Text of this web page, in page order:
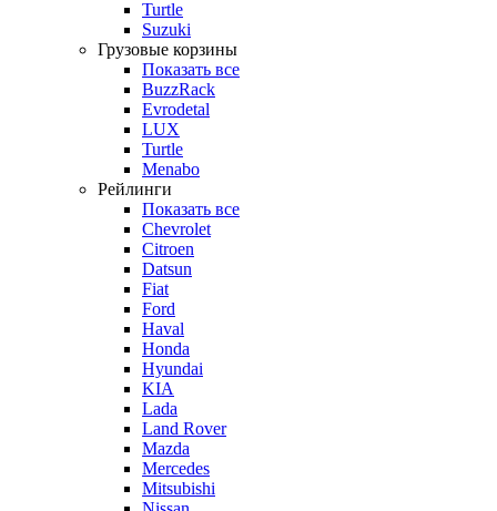
Turtle
Suzuki
Грузовые корзины
Показать все
BuzzRack
Evrodetal
LUX
Turtle
Menabo
Рейлинги
Показать все
Chevrolet
Citroen
Datsun
Fiat
Ford
Haval
Honda
Hyundai
KIA
Lada
Land Rover
Mazda
Mercedes
Mitsubishi